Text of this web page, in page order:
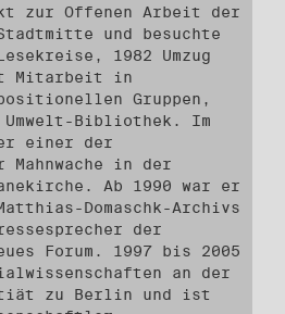
zur Offenen Arbeit der
Stadtmitte und besuchte
1982 Umzug
Mitarbeit in
Gruppen,
Bibliothek. Im
einer der
Mahnwache in der
Ab 1990 war er
Domaschk-Archivs
der
Forum. 1997 bis 2005
an der
zu Berlin und ist